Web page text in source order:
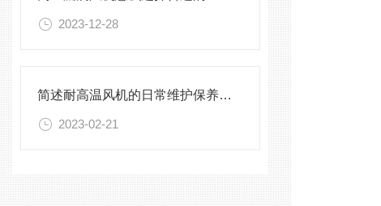
2023-12-28
简述耐高温风机的日常维护保养方法
2023-02-21